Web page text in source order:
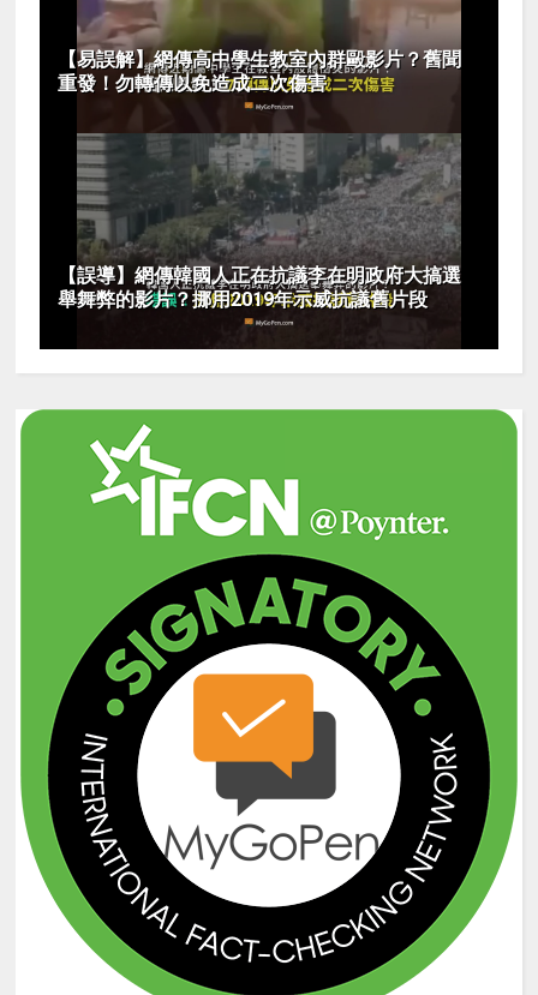
【易誤解】網傳高中學生教室內群毆影片？舊聞
重發！勿轉傳以免造成二次傷害
【誤導】網傳韓國人正在抗議李在明政府大搞選
舉舞弊的影片？挪用2019年示威抗議舊片段